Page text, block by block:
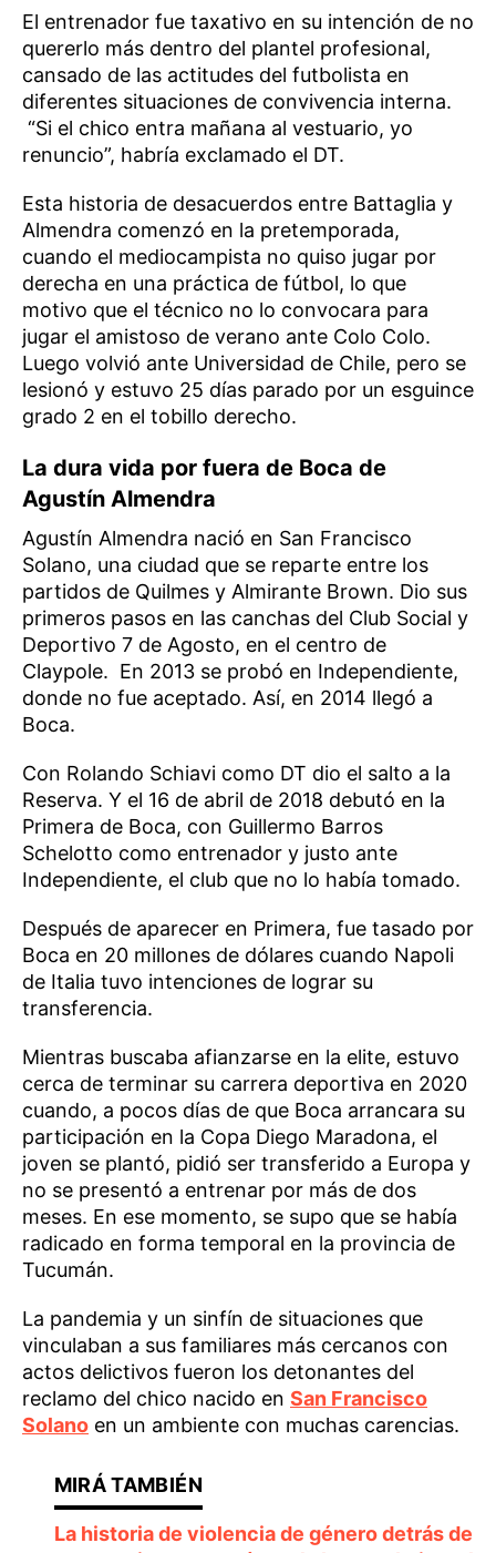
El entrenador fue taxativo en su intención de no
quererlo más dentro del plantel profesional,
cansado de las actitudes del futbolista en
diferentes situaciones de convivencia interna.
“Si el chico entra mañana al vestuario, yo
renuncio”, habría exclamado el DT.
Esta historia de desacuerdos entre Battaglia y
Almendra comenzó en la pretemporada,
cuando el mediocampista no quiso jugar por
derecha en una práctica de fútbol, lo que
motivo que el técnico no lo convocara para
jugar el amistoso de verano ante Colo Colo.
Luego volvió ante Universidad de Chile, pero se
lesionó y estuvo 25 días parado por un esguince
grado 2 en el tobillo derecho.
La dura vida por fuera de Boca de
Agustín Almendra
Agustín Almendra nació en San Francisco
Solano, una ciudad que se reparte entre los
partidos de Quilmes y Almirante Brown. Dio sus
primeros pasos en las canchas del Club Social y
Deportivo 7 de Agosto, en el centro de
Claypole. En 2013 se probó en Independiente,
donde no fue aceptado. Así, en 2014 llegó a
Boca.
Con Rolando Schiavi como DT dio el salto a la
Reserva. Y el 16 de abril de 2018 debutó en la
Primera de Boca, con Guillermo Barros
Schelotto como entrenador y justo ante
Independiente, el club que no lo había tomado.
Después de aparecer en Primera, fue tasado por
Boca en 20 millones de dólares cuando Napoli
de Italia tuvo intenciones de lograr su
transferencia.
Mientras buscaba afianzarse en la elite, estuvo
cerca de terminar su carrera deportiva en 2020
cuando, a pocos días de que Boca arrancara su
participación en la Copa Diego Maradona, el
joven se plantó, pidió ser transferido a Europa y
no se presentó a entrenar por más de dos
meses. En ese momento, se supo que se había
radicado en forma temporal en la provincia de
Tucumán.
La pandemia y un sinfín de situaciones que
vinculaban a sus familiares más cercanos con
actos delictivos fueron los detonantes del
reclamo del chico nacido en San Francisco
Solano en un ambiente con muchas carencias.
La historia de violencia de género detrás de